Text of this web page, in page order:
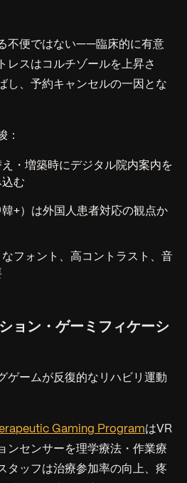
不便ではない——臨床的に有意
レスはコルチゾールを上昇さ
し、予約キャンセルの一因とな
：
・増築時にデジタル院内案内を
む
+）は外国人患者対応の観点か
フォント、高コントラスト、音
ョン・ゲーミフィケーシ
ゲームが反復的なリハビリ運動
Gaming ProgramはVR
ンセンサーを理学療法・作業療
タッフは治療参加率の向上、疼